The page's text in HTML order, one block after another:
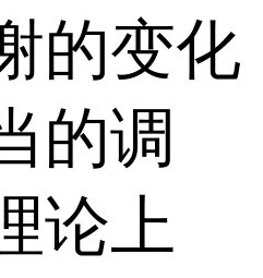
的变化
的调
论上